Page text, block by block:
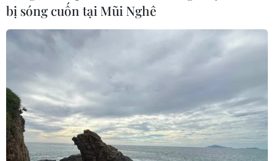
#Thành phố Hồ Chí Minh
#Đồng Tháp
#du lịch sinh thái
Đồng Tháp Tp. Hồ Chí Minh
bị sóng cuốn tại Mũi Nghê